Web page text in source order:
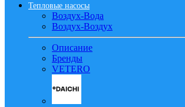
Тепловые насосы
Воздух-Вода
Воздух-Воздух
Описание
Бренды
VETERO